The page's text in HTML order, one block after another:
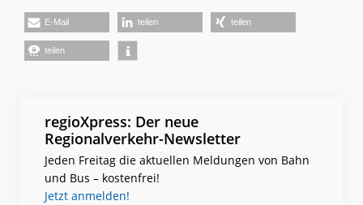
E-Mail teilen teilen
teilen
regioXpress: Der neue
Regionalverkehr-Newsletter
Jeden Freitag die aktuellen Meldungen von Bahn
und Bus – kostenfrei!
Jetzt anmelden!